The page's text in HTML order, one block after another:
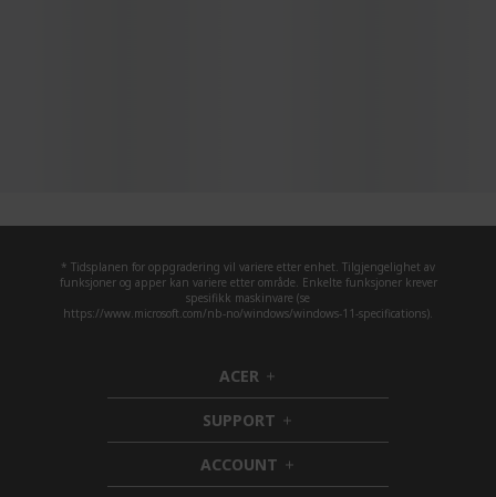
* Tidsplanen for oppgradering vil variere etter enhet. Tilgjengelighet av
funksjoner og apper kan variere etter område. Enkelte funksjoner krever
spesifikk maskinvare (se
https://www.microsoft.com/nb-no/windows/windows-11-specifications).
ACER h
i
d
d
e
n
SUPPORT h
i
d
ACCOUNT h
i